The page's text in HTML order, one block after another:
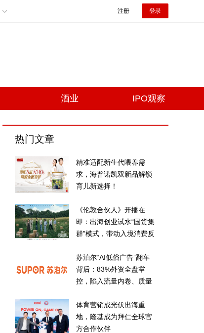
注册 登录
酒业 IPO观察
热门文章
精准适配新生代喂养需
求，海普诺凯双新品解锁
育儿新选择！
《伦敦合伙人》开播在
即：出海创业试水“国货集
群”模式，带动入境消费反
苏泊尔“AI低俗广告”翻车
背后：83%外资全盘掌
控，陷入流量内卷、质量
体育营销成光伏出海重
地，隆基成为拜仁全球官
方合作伙伴